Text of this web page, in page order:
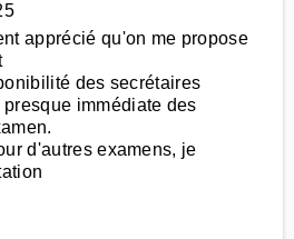
apprécié qu'on me propose
des secrétaires
immédiate des
d'autres examens, je